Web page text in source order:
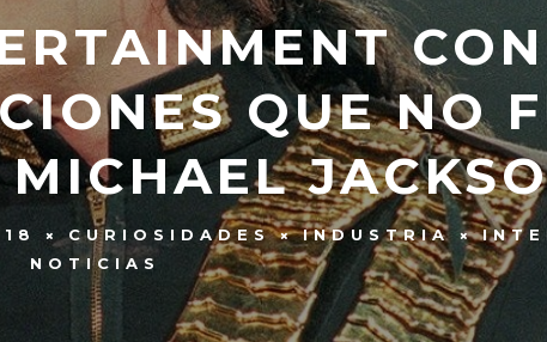
QUE NO
CURIOSIDADES INDUSTRIA
NOTICIAS